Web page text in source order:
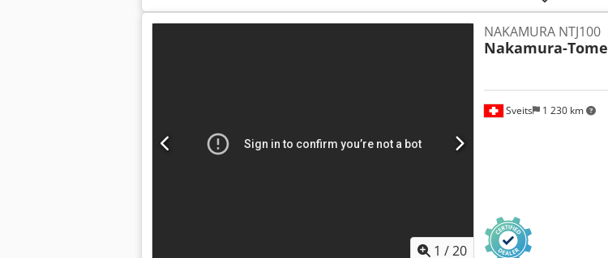
1 /20
Sveits 1 230 km
NAKAMURA NTJ100
Nakamura-Tome